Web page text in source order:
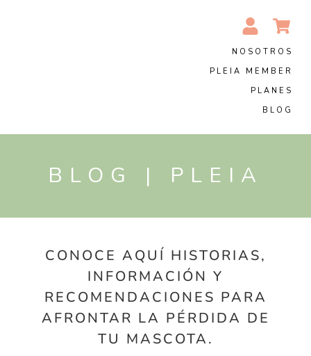
NOSOTROS
PLEIA MEMBER
PLANES
BLOG
BLOG | PLEIA
CONOCE AQUÍ HISTORIAS,
INFORMACIÓN Y
RECOMENDACIONES PARA
AFRONTAR LA PÉRDIDA DE
TU MASCOTA.